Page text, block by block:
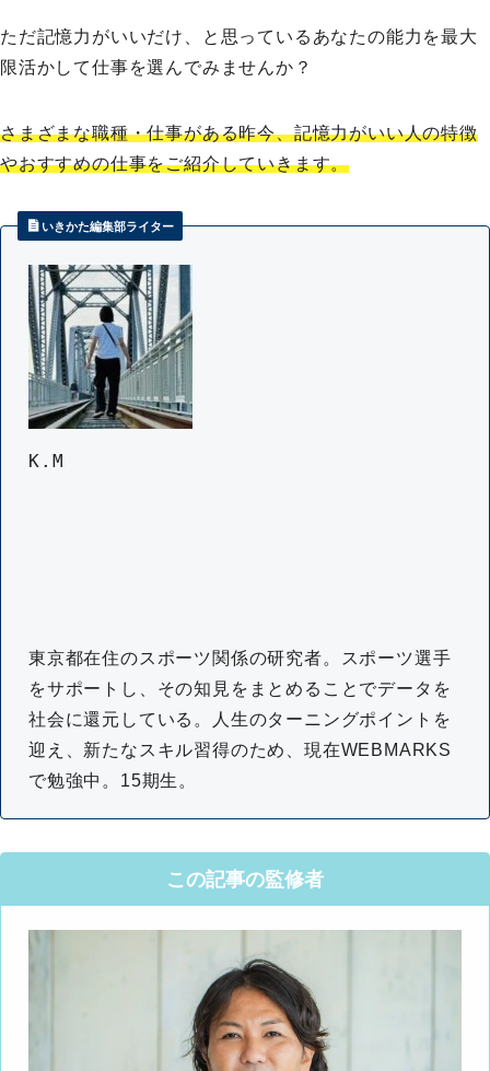
ただ記憶力がいいだけ、と思っているあなたの能力を最大
限活かして仕事を選んでみませんか？
さまざまな職種・仕事がある昨今、記憶力がいい人の特徴
やおすすめの仕事をご紹介していきます。
いきかた編集部ライター
K.M
東京都在住のスポーツ関係の研究者。スポーツ選手
をサポートし、その知見をまとめることでデータを
社会に還元している。人生のターニングポイントを
迎え、新たなスキル習得のため、現在WEBMARKS
で勉強中。15期生。
この記事の監修者